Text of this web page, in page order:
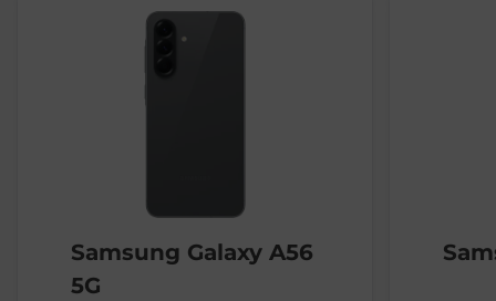
Samsung Galaxy A56
5G